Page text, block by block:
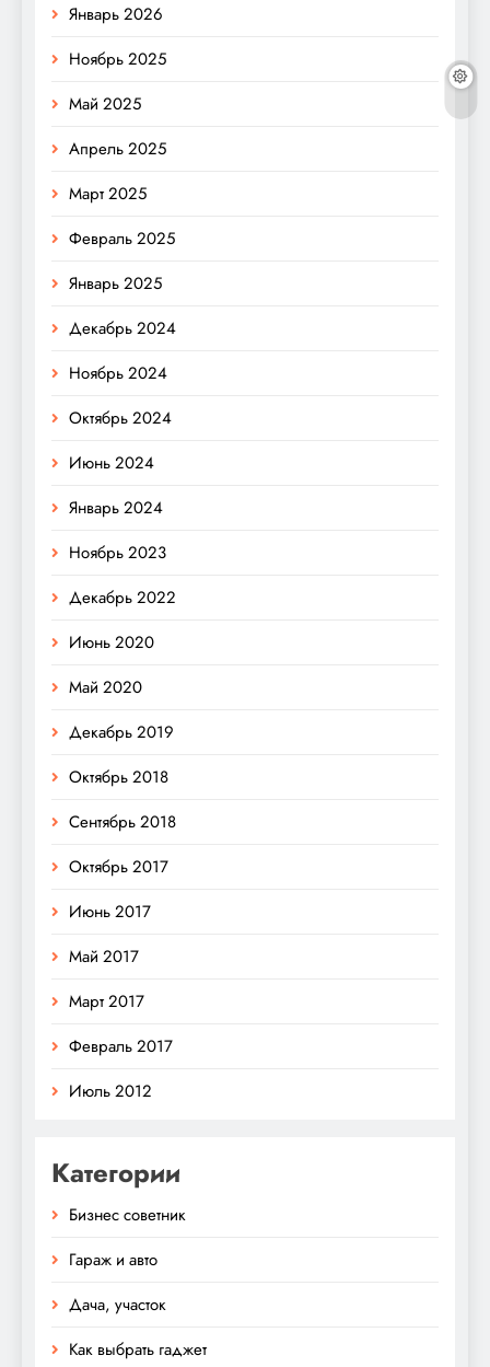
Январь 2026
Ноябрь 2025
Май 2025
Апрель 2025
Март 2025
Февраль 2025
Январь 2025
Декабрь 2024
Ноябрь 2024
Октябрь 2024
Июнь 2024
Январь 2024
Ноябрь 2023
Декабрь 2022
Июнь 2020
Май 2020
Декабрь 2019
Октябрь 2018
Сентябрь 2018
Октябрь 2017
Июнь 2017
Май 2017
Март 2017
Февраль 2017
Июль 2012
Категории
Бизнес советник
Гараж и авто
Дача, участок
Как выбрать гаджет